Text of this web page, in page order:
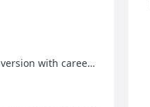
Opportunity for part-time to full-time conversion with career advancement